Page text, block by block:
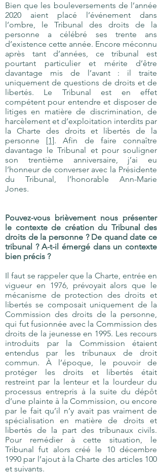
Bien que les bouleversements de l’année
2020 aient placé l’événement dans
l’ombre, le Tribunal des droits de la
personne a célébré ses trente ans
d’existence cette année. Encore méconnu
après tant d’années, ce tribunal est
pourtant particulier et mérite d’être
davantage mis de l’avant : il traite
uniquement de questions de droits et de
libertés. Le Tribunal est en effet
compétent pour entendre et disposer de
litiges en matière de discrimination, de
harcèlement et d’exploitation interdits par
la Charte des droits et libertés de la
personne [1]. Afin de faire connaître
davantage le Tribunal et pour souligner
son trentième anniversaire, j’ai eu
l’honneur de converser avec la Présidente
du Tribunal, l’honorable Ann-Marie
Jones.
Pouvez-vous brièvement nous présenter
le contexte de création du Tribunal des
droits de la personne ? De quand date ce
tribunal ? A-t-il émergé dans un contexte
bien précis ?
Il faut se rappeler que la Charte, entrée en
vigueur en 1976, prévoyait alors que le
mécanisme de protection des droits et
libertés se composait uniquement de la
Commission des droits de la personne,
qui fut fusionnée avec la Commission des
droits de la jeunesse en 1995. Les recours
introduits par la Commission étaient
entendus par les tribunaux de droit
commun. À l’époque, le pouvoir de
protéger les droits et libertés était
restreint par la lenteur et la lourdeur du
processus entrepris à la suite du dépôt
d’une plainte à la Commission, ou encore
par le fait qu’il n’y avait pas vraiment de
spécialisation en matière de droits et
libertés de la part des tribunaux civils.
Pour remédier à cette situation, le
Tribunal fut alors créé le 10 décembre
1990 par l’ajout à la Charte des articles 100
et suivants.